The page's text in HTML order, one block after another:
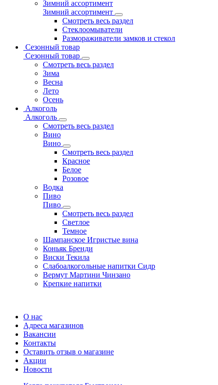
Зимний ассортимент
Зимний ассортимент
Смотреть весь раздел
Стеклоомыватели
Размораживатели замков и стекол
Сезонный товар
Сезонный товар
Смотреть весь раздел
Зима
Весна
Лето
Осень
Алкоголь
Алкоголь
Смотреть весь раздел
Вино
Вино
Смотреть весь раздел
Красное
Белое
Розовое
Водка
Пиво
Пиво
Смотреть весь раздел
Cветлое
Темное
Шампанское Игристые вина
Коньяк Бренди
Виски Текила
Слабоалкогольные напитки Сидр
Вермут Мартини Чинзано
Крепкие напитки
О нас
Адреса магазинов
Вакансии
Контакты
Оставить отзыв о магазине
Акции
Новости